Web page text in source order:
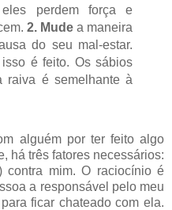
eles perdem força e
2. Mude a maneira
do seu mal-estar.
é feito. Os sábios
raiva é semelhante à
alguém por ter feito algo
há três fatores necessários:
mim. O raciocínio é
a responsável pelo meu
ficar chateado com ela.